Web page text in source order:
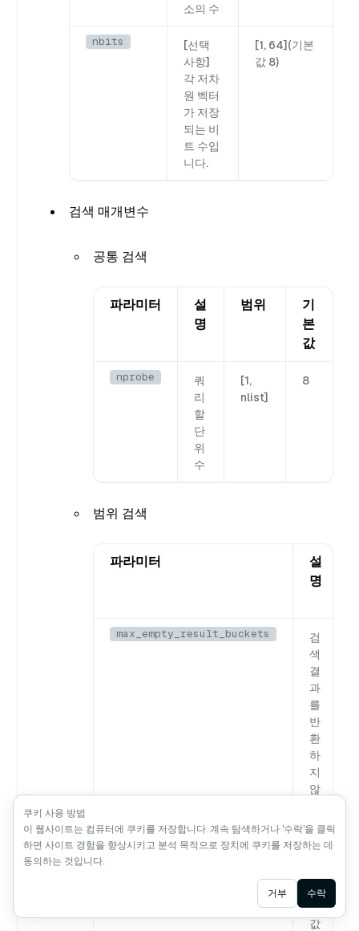
소의 수
nbits
[선택
사항]
각 저차
원 벡터
가 저장
되는 비
트 수입
니다.
[1, 64](기본
값 8)
검색 매개변수
공통 검색
파라미터
설
명
범위
기
본
값
nprobe
쿼
리
할
단
위
수
[1,
nlist]
8
범위 검색
파라미터
설
명
max_empty_result_buckets
검
색
결
과
를
반
환
하
지
않
최
대
수.
이
값
Ask AI
쿠키 사용 방법
이 웹사이트는 컴퓨터에 쿠키를 저장합니다. 계속 탐색하거나 '수락'을 클릭
하면 사이트 경험을 향상시키고 분석 목적으로 장치에 쿠키를 저장하는 데
동의하는 것입니다.
거부 수락